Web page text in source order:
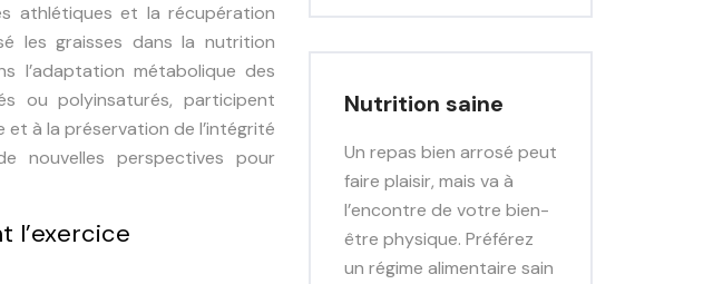
athlétiques et la récupération
les graisses dans la nutrition
l’adaptation métabolique des
ou polyinsaturés, participent
à la préservation de l’intégrité
nouvelles perspectives pour
l’exercice
Nutrition saine
Un repas bien arrosé peut
faire plaisir, mais va à
l’encontre de votre bien-
être physique. Préférez
un régime alimentaire sain